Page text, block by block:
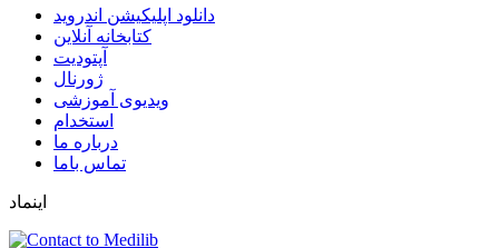
دانلود اپلیکیشن اندروید
ﮐﺘﺎﺑﺨﺎﻧﻪ ﺁﻧﻼﯾﻦ
ﺁﭘﺘﻮﺩﯾﺖ
ﮊﻭﺭﻧﺎﻝ
ویدیوی آموزشی
استخدام
درباره ما
ﺗﻤﺎﺱ ﺑﺎﻣﺎ
اینماد